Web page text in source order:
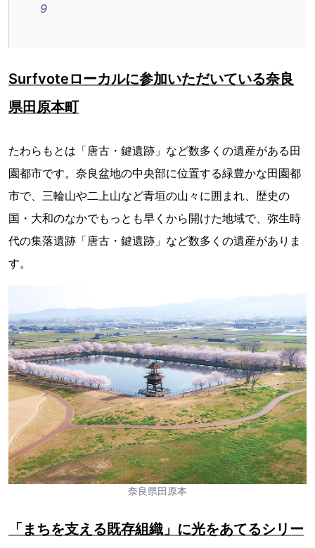
9
Surfvoteローカルに参加いただいている奈良
県田原本町
たわらもとは「唐古・鍵遺跡」など数多くの遺産がある田
園都市です。奈良盆地の中央部に位置する緑豊かな田園都
市で、三輪山や二上山など青垣の山々に囲まれ、歴史の
国・大和のなかでもっとも早くから開けた地域で、弥生時
代の集落遺跡「唐古・鍵遺跡」など数多くの遺産がありま
す。
奈良県田原本
「まちを支える既存組織」に光をあてるシリー